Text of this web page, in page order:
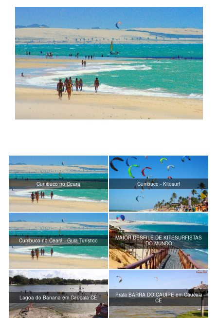
Cumbuco no Ceará Cumbuco - Kitesurf
Cumbuco no Ceará - Guia Turístico
MAIOR DESFILE DE KITESURFISTAS
DO MUNDO
Lagoa do Banana em Caucaia CE
Praia BARRA DO CAUÍPE em Caucaia
CE